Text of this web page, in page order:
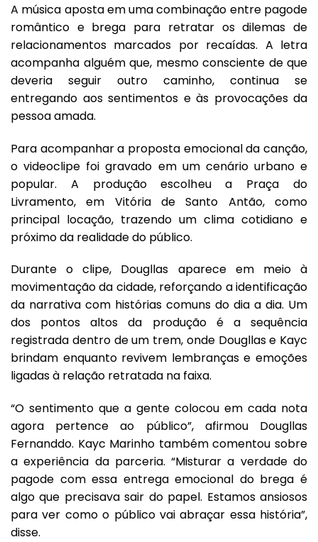
A música aposta em uma combinação entre pagode
romântico e brega para retratar os dilemas de
relacionamentos marcados por recaídas. A letra
acompanha alguém que, mesmo consciente de que
deveria seguir outro caminho, continua se
entregando aos sentimentos e às provocações da
pessoa amada.
Para acompanhar a proposta emocional da canção,
o videoclipe foi gravado em um cenário urbano e
popular. A produção escolheu a Praça do
Livramento, em Vitória de Santo Antão, como
principal locação, trazendo um clima cotidiano e
próximo da realidade do público.
Durante o clipe, Dougllas aparece em meio à
movimentação da cidade, reforçando a identificação
da narrativa com histórias comuns do dia a dia. Um
dos pontos altos da produção é a sequência
registrada dentro de um trem, onde Dougllas e Kayc
brindam enquanto revivem lembranças e emoções
ligadas à relação retratada na faixa.
“O sentimento que a gente colocou em cada nota
agora pertence ao público”, afirmou Dougllas
Fernanddo. Kayc Marinho também comentou sobre
a experiência da parceria. “Misturar a verdade do
pagode com essa entrega emocional do brega é
algo que precisava sair do papel. Estamos ansiosos
para ver como o público vai abraçar essa história”,
disse.